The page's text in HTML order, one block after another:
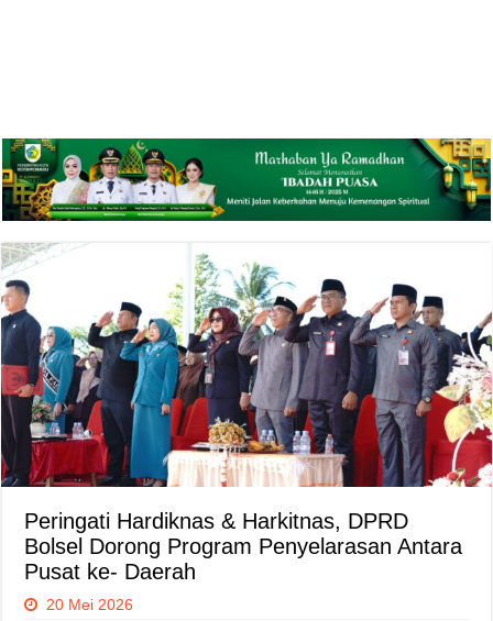
Peringati Hardiknas & Harkitnas, DPRD
Bolsel Dorong Program Penyelarasan Antara
Pusat ke- Daerah
20 Mei 2026